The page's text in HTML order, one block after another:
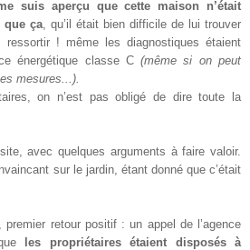
suis aperçu que cette maison n’était
que ça , qu’il était bien difficile de lui trouver
! même les diagnostiques étaient
énergétique classe C(même si on peut
mesures...).
on n’est pas obligé de dire toute la
avec quelques arguments à faire valoir.
sur le jardin, étant donné que c’était
retour positif : un appel de l’agence
les propriétaires étaient disposés à